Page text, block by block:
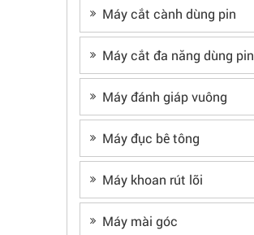
Máy cắt cành dùng pin
Máy cắt đa năng dùng pin
Máy đánh giáp vuông
Máy đục bê tông
Máy khoan rút lõi
Máy mài góc